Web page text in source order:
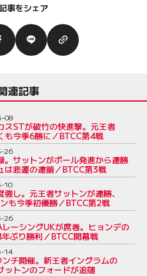
事をシェア
連記事
スSTが破竹の快進撃。元王者
も今季6勝に／BTCC第4戦
08
。サットンがポール発進から連勝
は悲運の連鎖／BTCC第3戦
26
し。元王者サットンが連勝、
も今季初優勝／BTCC第2戦
10
ーシングUKが席巻。ヒョンデの
ぶり勝利／BTCC開幕戦
26
チ開催。新王者イングラムの
ットンのフォードが追随
14